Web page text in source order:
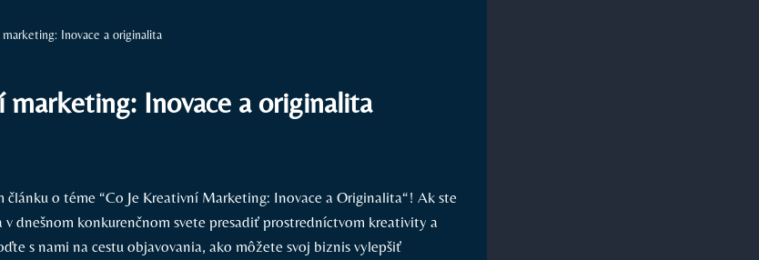
Inovace a originalita
Inovace a originalita
článku ⁣o téme ​“Co Je Kreativní ⁣Marketing: Inovace a Originalita“! Ak ste
v dnešnom konkurenčnom‌ svete presadiť⁢ prostredníctvom⁣ kreativity a
s nami⁣ na ⁣cestu objavovania, ako môžete svoj biznis vylepšiť‍